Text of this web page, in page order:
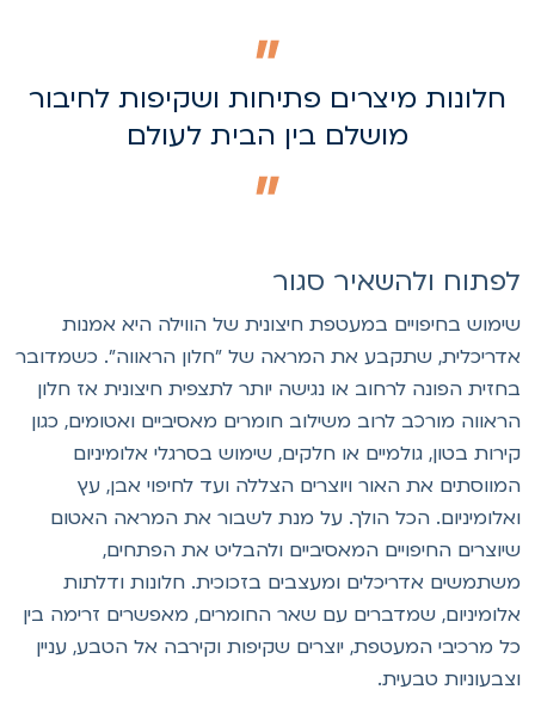
חלונות מיצרים פתיחות ושקיפות לחיבור
מושלם בין הבית לעולם
ולהשאיר סגור
בחיפויים במעטפת חיצונית של הווילה היא אמנות
שתקבע את המראה של "חלון הראווה". כשמדובר
הפונה לרחוב או נגישה יותר לתצפית חיצונית אז חלון
מורכב לרוב משילוב חומרים מאסיביים ואטומים, כגון
בטון, גולמיים או חלקים, שימוש בסרגלי אלומיניום
את האור ויוצרים הצללה ועד לחיפוי אבן, עץ
הכל הולך. על מנת לשבור את המראה האטום
החיפויים המאסיביים ולהבליט את הפתחים,
אדריכלים ומעצבים בזכוכית. חלונות ודלתות
שמדברים עם שאר החומרים, מאפשרים זרימה בין
מרכיבי המעטפת, יוצרים שקיפות וקירבה אל הטבע, עניין
טבעית.